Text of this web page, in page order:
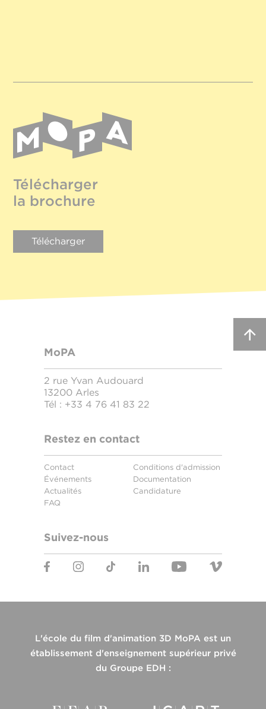
Télécharger
la brochure
Télécharger
MoPA
2 rue Yvan Audouard
13200 Arles
Tél : +33 4 76 41 83 22
Restez en contact
Contact
Événements
Actualités
FAQ
Conditions d'admission
Documentation
Candidature
Suivez-nous
L'école du film d'animation 3D MoPA est un
établissement d'enseignement supérieur privé
du Groupe EDH :